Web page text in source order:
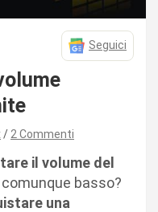
Seguici
2 Commenti
il volume del
basso?
una